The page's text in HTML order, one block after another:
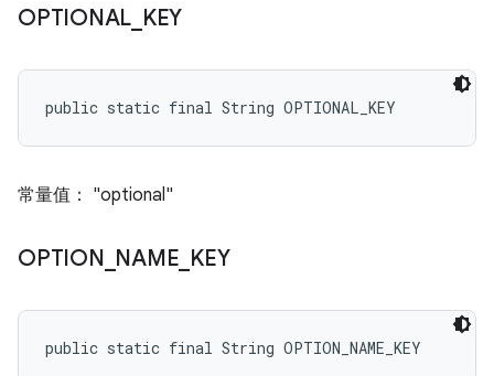
OPTIONAL KEY
public static final String OPTIONAL_KEY
常量值： "optional"
OPTION NAME KEY
public static final String OPTION_NAME_KEY